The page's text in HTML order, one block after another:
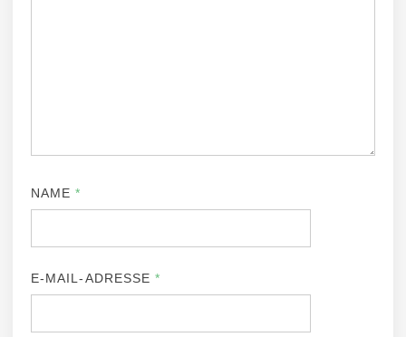
NAME*
E-MAIL-ADRESSE*